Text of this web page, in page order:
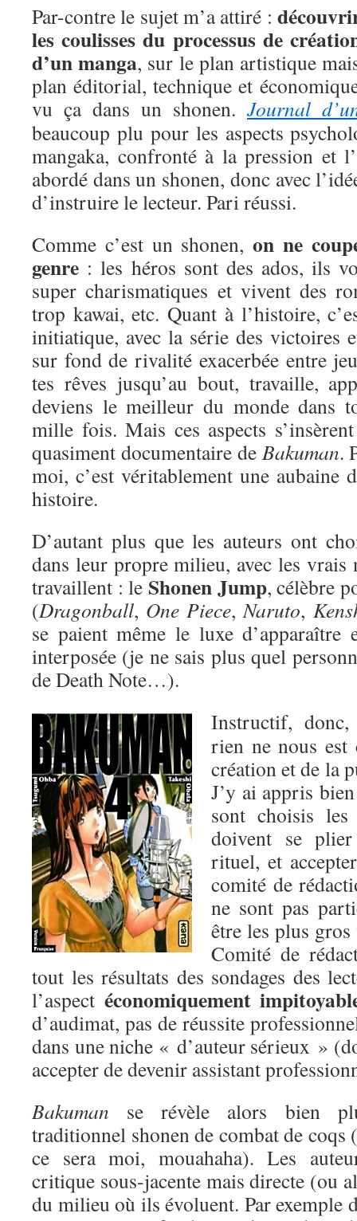
Par-contre le sujet m’a attiré :
les coulisses du processus de
d’un manga, sur le plan artistique
plan éditorial, technique et
vu ça dans un shonen. Journal
beaucoup plu pour les aspects
mangaka, confronté à la pression et
abordé dans un shonen, donc avec
d’instruire le lecteur. Pari réussi.
Comme c’est un shonen,on ne
genre : les héros sont des ados, ils
super charismatiques et vivent des
trop kawai, etc. Quant à l’histoire,
initiatique, avec la série des victoires
sur fond de rivalité exacerbée entre
tes rêves jusqu’au bout, travaille,
deviens le meilleur du monde dans
mille fois. Mais ces aspects
quasiment documentaire de Bakuman.
moi, c’est véritablement une aubaine
histoire.
D’autant plus que les auteurs ont
dans leur propre milieu, avec les
travaillent : le Shonen Jump, célèbre
(Dragonball, One Piece,Naruto,
se paient même le luxe d’apparaître
interposée (je ne sais plus quel
de Death Note…).
Instructif, donc,
rien ne nous est
création et de la
J’y ai appris
sont choisis
doivent se
rituel, et
comité de
ne sont pas
être les plus
Comité de
tout les résultats des sondages des
l’aspect économiquement
d’audimat, pas de réussite
dans une niche « d’auteur sérieux »
accepter de devenir assistant
Bakuman se révèle alors bien
traditionnel shonen de combat de coqs
ce sera moi, mouahaha). Les
critique sous-jacente mais directe (ou
du milieu où ils évoluent. Par exemple